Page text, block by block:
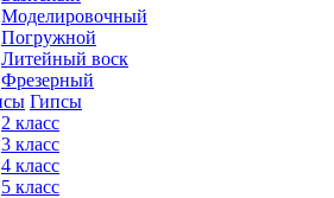
Моделировочный
Погружной
Литейный воск
Фрезерный
Гипсы
2 класс
3 класс
4 класс
5 класс